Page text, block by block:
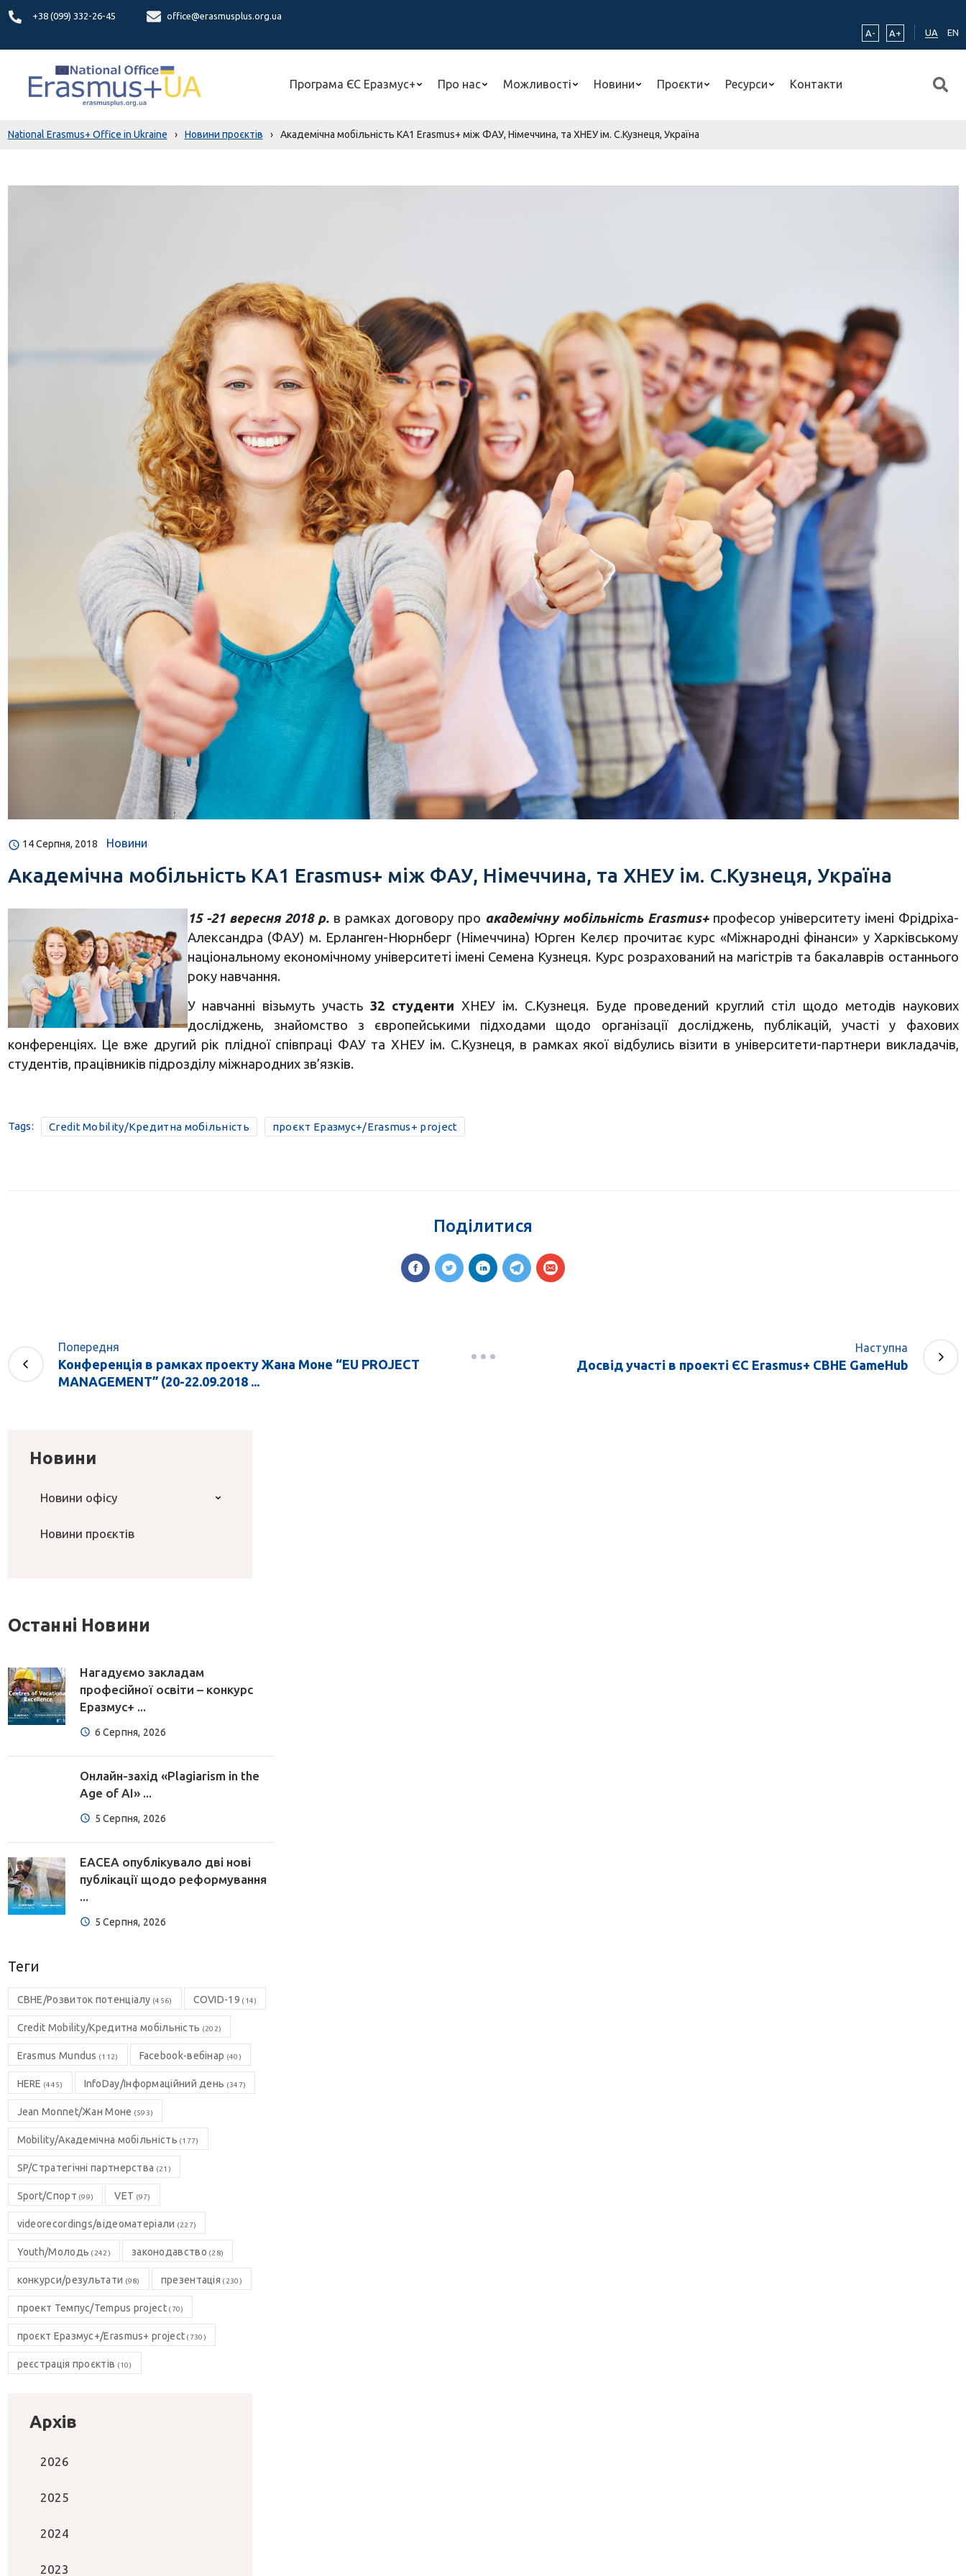
+38 (099) 332-26-45
office@erasmusplus.org.ua
A-
A+ UA EN
Програма ЄС Еразмус+ Про нас Можливості Новини Проєкти Ресурси Контакти
National Erasmus+ Office in Ukraine › Новини проєктів › Академічна мобільність КА1 Erasmus+ між ФАУ, Німеччина, та ХНЕУ ім. С.Кузнеця, Україна
14 Серпня, 2018 Новини
Академічна мобільність КА1 Erasmus+ між ФАУ, Німеччина, та ХНЕУ ім. С.Кузнеця, Україна
15 -21 вересня 2018 р.в рамках договору про академічну мобільність Erasmus+професор університету імені Фрідріха-
Александра (ФАУ) м. Ерланген-Нюрнберг (Німеччина) Юрген Келєр прочитає курс «Міжнародні фінанси» у Харківському
національному економічному університеті імені Семена Кузнеця. Курс розрахований на магістрів та бакалаврів останнього
року навчання.
У навчанні візьмуть участь 32 студенти ХНЕУ ім. С.Кузнеця. Буде проведений круглий стіл щодо методів наукових
досліджень, знайомство з європейськими підходами щодо організації досліджень, публікацій, участі у фахових
конференціях. Це вже другий рік плідної співпраці ФАУ та ХНЕУ ім. С.Кузнеця, в рамках якої відбулись візити в університети-партнери викладачів,
студентів, працівників підрозділу міжнародних зв’язків.
Tags: Credit Mobility/Кредитна мобільність проєкт Еразмус+/Erasmus+ project
Поділитися
Попередня
Конференція в рамках проекту Жана Моне “EU PROJECT
MANAGEMENT” (20-22.09.2018 ...
Наступна
Досвід участі в проекті ЄС Erasmus+ CBHE GameHub
Новини
Новини офісу
Новини проєктів
Останні Новини
Нагадуємо закладам
професійної освіти – конкурс
Еразмус+ ...
6 Серпня, 2026
Онлайн-захід «Plagiarism in the
Age of AI» ...
5 Серпня, 2026
EACEA опублікувало дві нові
публікації щодо реформування
...
5 Серпня, 2026
Теги
CBHE/Розвиток потенціалу (456) COVID-19 (14)
Credit Mobility/Кредитна мобільність (202)
Erasmus Mundus (112) Facebook-вебінар (40)
HERE (445) InfoDay/Інформаційний день (347)
Jean Monnet/Жан Моне (593)
Mobility/Академічна мобільність (177)
SP/Стратегічні партнерства (21)
Sport/Спорт (99) VET (97)
videorecordings/відеоматеріали (227)
Youth/Молодь (242) законодавство (28)
конкурси/результати (98) презентація (230)
проект Темпус/Tempus project(70)
проєкт Еразмус+/Erasmus+ project (730)
реєстрація проєктів (10)
Архів
2026
2025
2024
2023